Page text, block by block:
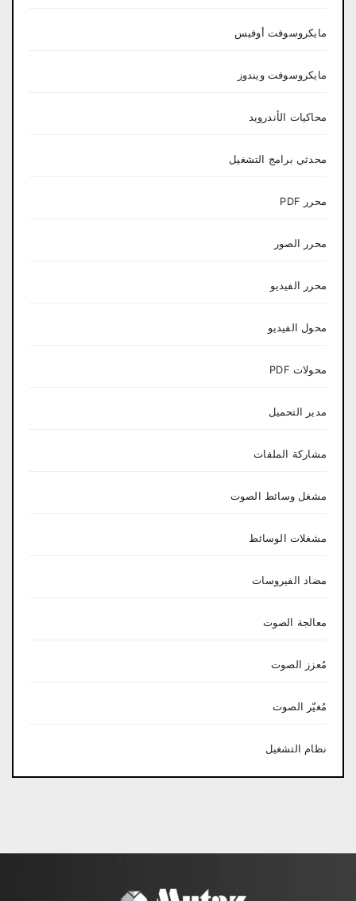
مايكروسوفت أوفيس
مايكروسوفت ويندوز
محاكيات الأندرويد
محدثي برامج التشغيل
محرر PDF
محرر الصور
محرر الفيديو
محول الفيديو
محولات PDF
مدير التحميل
مشاركة الملفات
مشغل وسائط الصوت
مشغلات الوسائط
مضاد الفيروسات
معالجة الصوت
مُعزز الصوت
مُغيّر الصوت
نظام التشغيل